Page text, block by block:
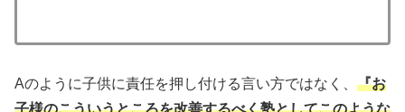
Aのように子供に責任を押し付ける言い方ではなく、 『お